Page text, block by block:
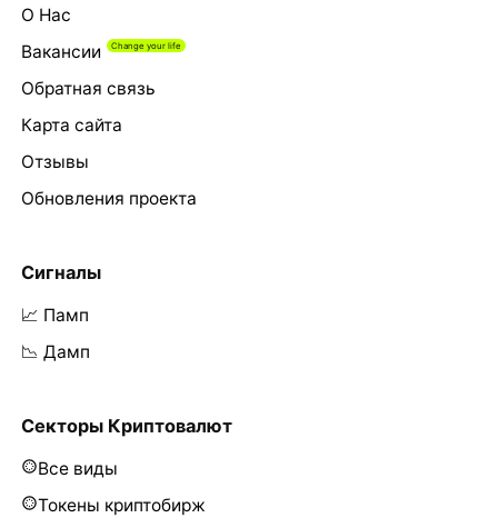
О Нас
Вакансии
Обратная связь
Карта сайта
Отзывы
Обновления проекта
Сигналы
📈 Памп
📉 Дамп
Секторы Криптовалют
Все виды
Токены криптобирж